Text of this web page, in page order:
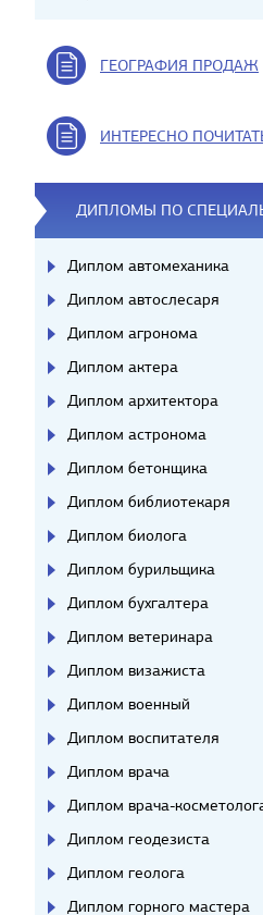
ГЕОГРАФИЯ ПРОДАЖ
ИНТЕРЕСНО
ДИПЛОМЫ ПО
Диплом автомеханика
Диплом автослесаря
Диплом агронома
Диплом актера
Диплом архитектора
Диплом астронома
Диплом бетонщика
Диплом библиотекаря
Диплом биолога
Диплом бурильщика
Диплом бухгалтера
Диплом ветеринара
Диплом визажиста
Диплом военный
Диплом воспитателя
Диплом врача
Диплом врача-
Диплом геодезиста
Диплом геолога
Диплом горного мастера